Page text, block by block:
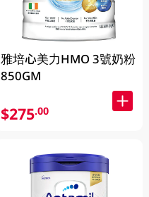
雅培心美力HMO 3號奶粉
850GM
$275.00